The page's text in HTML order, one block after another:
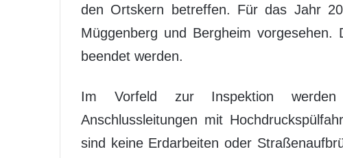
den Ortskern betreffen. Für das Jahr
Müggenberg und Bergheim
beendet werden.
Im Vorfeld zur Inspektion
Anschlussleitungen mit
sind keine Erdarbeiten oder